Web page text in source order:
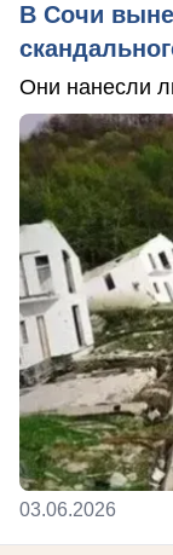
В Сочи
Они нанесли
03.06.2026